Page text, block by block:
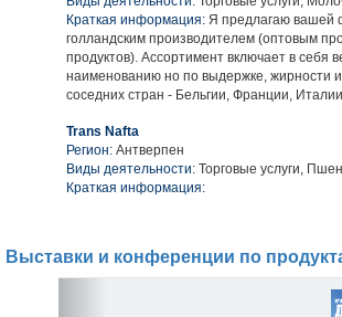
Краткая информация: Я предлагаю вашей
голландским производителем (оптовым
продуктов). Ассортимент включает в себя
наименованию но по выдержке, жирности
соседних стран - Бельгии, Франции,
Trans Nafta
Регион: Антверпен
Виды деятельности: Торговые услуги,
Краткая информация:
Выставки и конференции по